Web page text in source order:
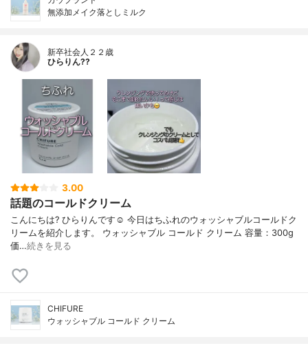
無添加メイク落としミルク
新卒社会人２２歳
ひらりん??
3.00
話題のコールドクリーム
こんにちは? ひらりんです☺️ 今日はちふれのウォッシャブルコールドク
リームを紹介します。 ウォッシャブル コールド クリーム 容量：300g
価…続きを見る
CHIFURE
ウォッシャブル コールド クリーム